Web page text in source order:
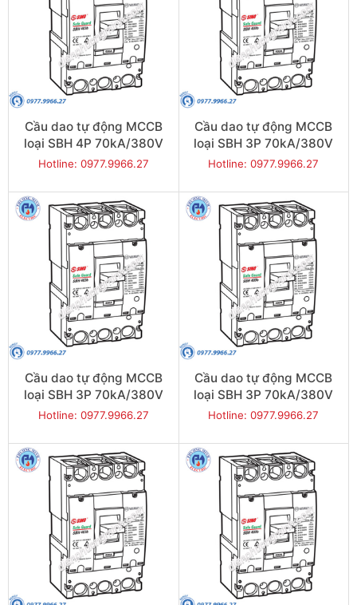
Cầu dao tự động MCCB
loại SBH 4P 70kA/380V
250A - Model
Hotline: 0977.9966.27
Cầu dao tự động MCCB
loại SBH 3P 70kA/380V
400A - Model
Hotline: 0977.9966.27
Cầu dao tự động MCCB
loại SBH 3P 70kA/380V
350A - Model
Hotline: 0977.9966.27
Cầu dao tự động MCCB
loại SBH 3P 70kA/380V
300A - Model
Hotline: 0977.9966.27